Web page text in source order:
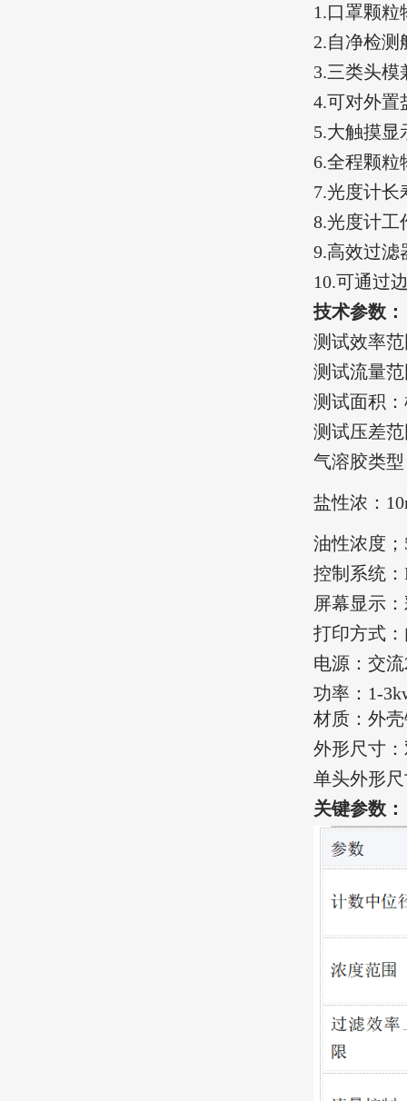
1.口罩颗
2.自净检测
3.三类头模
4.可对外置
5.大触摸
6.全程颗粒
7.光度计长
8.光度计工
9.高效过滤
10.可通过
技术参数：
测试效率范
测试流量
测试面积
测试压差
气溶胶类型
盐性浓：
油性浓度；
控制系统
屏幕显示
打印方式
电源：交
功率：1-
材质：外
外形尺寸
单头外形尺
关键参数：